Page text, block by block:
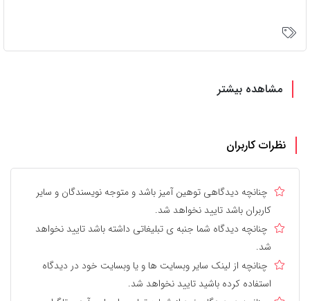
مشاهده بیشتر
نظرات کاربران
چنانچه دیدگاهی توهین آمیز باشد و متوجه نویسندگان و سایر
کاربران باشد تایید نخواهد شد.
چنانچه دیدگاه شما جنبه ی تبلیغاتی داشته باشد تایید نخواهد
شد.
چنانچه از لینک سایر وبسایت ها و یا وبسایت خود در دیدگاه
استفاده کرده باشید تایید نخواهد شد.